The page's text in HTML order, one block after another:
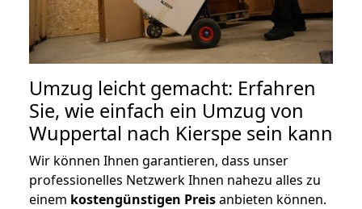
Umzug leicht gemacht: Erfahren
Sie, wie einfach ein Umzug von
Wuppertal nach Kierspe sein kann
Wir können Ihnen garantieren, dass unser
professionelles Netzwerk Ihnen nahezu alles zu
einem kostengünstigen Preisanbieten können.